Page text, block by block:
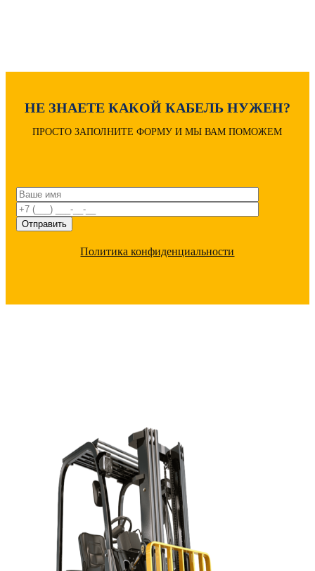
НЕ ЗНАЕТЕ КАКОЙ КАБЕЛЬ НУЖЕН?
ПРОСТО ЗАПОЛНИТЕ ФОРМУ И МЫ ВАМ ПОМОЖЕМ
Политика конфиденциальности